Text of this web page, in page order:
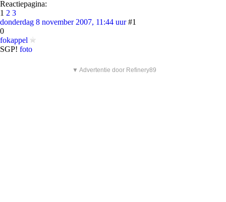
Reactiepagina:
1 2 3
donderdag 8 november 2007, 11:44 uur #1
0
fokappel
SGP! foto
▼ Advertentie door Refinery89